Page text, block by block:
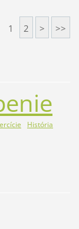
1 2 > >>
História